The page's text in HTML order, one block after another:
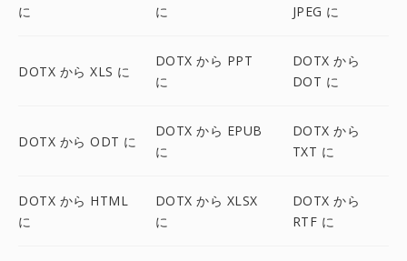
に
に
JPEG に
DOTX から XLS に
DOTX から PPT
に
DOTX から
DOT に
DOTX から ODT に
DOTX から EPUB
に
DOTX から
TXT に
DOTX から HTML
に
DOTX から XLSX
に
DOTX から
RTF に